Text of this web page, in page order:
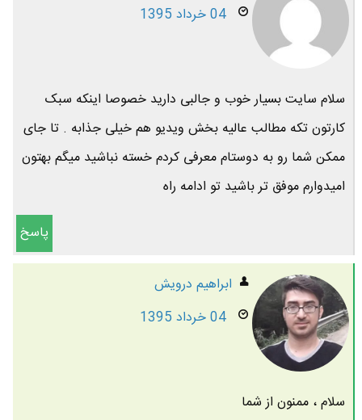
04 خرداد 1395
سلام سایت بسیار خوب و جالبی دارید خصوصا اینکه سبک
کارتون تکه مطالب عالیه بخش ویدیو هم خیلی جذابه . تا جای
ممکن شما رو به دوستام معرفی کردم خسته نباشید میگم بهتون
امیدوارم موفق تر باشید تو ادامه راه
پاسخ
ابراهیم درویش
04 خرداد 1395
سلام ، ممنون از شما